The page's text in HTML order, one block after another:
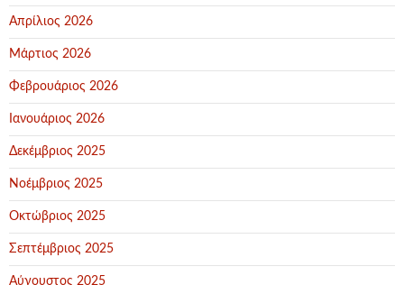
Απρίλιος 2026
Μάρτιος 2026
Φεβρουάριος 2026
Ιανουάριος 2026
Δεκέμβριος 2025
Νοέμβριος 2025
Οκτώβριος 2025
Σεπτέμβριος 2025
Αύγουστος 2025